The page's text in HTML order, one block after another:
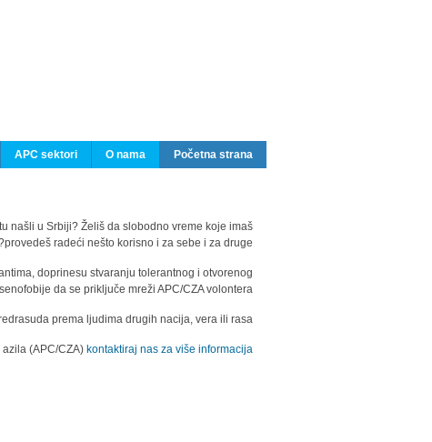
Početna strana
O nama
APC sektori
našli u Srbiji? Želiš da slobodno vreme koje imaš
provedeš radeći nešto korisno i za sebe i za druge?
doprinesu stvaranju tolerantnog i otvorenog
da se priključe mreži APC/CZA volontera.
prema ljudima drugih nacija, vera ili rasa.
(APC/CZA) kontaktiraj nas za više informacija.